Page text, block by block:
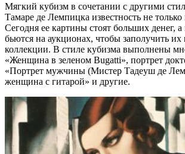
Мягкий кубизм в сочетании с другими
Тамаре де Лемпицка известность не
Сегодня ее картины стоят больших денег,
бьются на аукционах, чтобы заполучить их
коллекции. В стиле кубизма выполнены
«Женщина в зеленом Bugatti», портрет
«Портрет мужчины (Мистер Тадеуш де
женщина с гитарой» и другие.